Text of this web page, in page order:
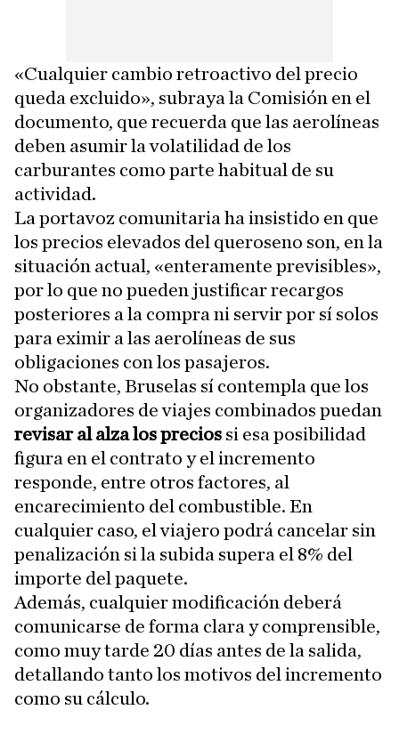
«Cualquier cambio retroactivo del precio
queda excluido», subraya la Comisión en el
documento, que recuerda que las aerolíneas
deben asumir la volatilidad de los
carburantes como parte habitual de su
actividad.
La portavoz comunitaria ha insistido en que
los precios elevados del queroseno son, en la
situación actual, «enteramente previsibles»,
por lo que no pueden justificar recargos
posteriores a la compra ni servir por sí solos
para eximir a las aerolíneas de sus
obligaciones con los pasajeros.
No obstante, Bruselas sí contempla que los
organizadores de viajes combinados puedan
revisar al alza los precios si esa posibilidad
figura en el contrato y el incremento
responde, entre otros factores, al
encarecimiento del combustible. En
cualquier caso, el viajero podrá cancelar sin
penalización si la subida supera el 8% del
importe del paquete.
Además, cualquier modificación deberá
comunicarse de forma clara y comprensible,
como muy tarde 20 días antes de la salida,
detallando tanto los motivos del incremento
como su cálculo.